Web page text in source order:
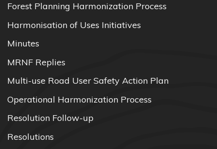
Forest Planning Harmonization Process
Harmonisation of Uses Initiatives
Minutes
MRNF Replies
Multi-use Road User Safety Action Plan
Operational Harmonization Process
Resolution Follow-up
Resolutions